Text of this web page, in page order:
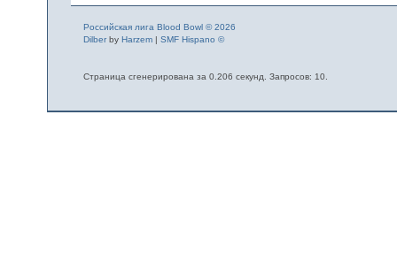
Российская лига Blood Bowl © 2026
Dilberby Harzem| SMF Hispano ©
Страница сгенерирована за 0.206 секунд. Запросов: 10.